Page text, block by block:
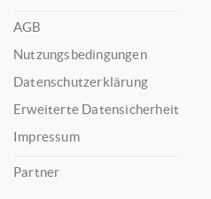
AGB
Nutzungsbedingungen
Datenschutzerklärung
Erweiterte Datensicherheit
Impressum
Partner